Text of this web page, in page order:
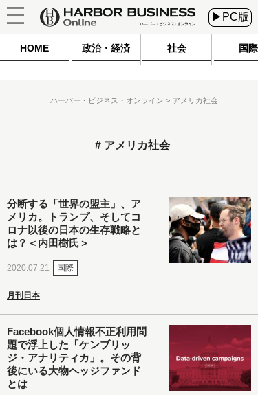
▶PC版
HOME 政治・経済 社会 国際
ハーバー・ビジネス・オンライン アメリカ社会
アメリカ社会
分断する「世界の盟主」、ア
メリカ。トランプ、そしてコ
ロナ以後の日本の生存戦略と
は？＜内田樹氏＞
2020.07.21 国際
月刊日本
Facebook個人情報不正利用問
題で浮上した「ケンブリッ
ジ・アナリティカ」。その背
後にいる大物ヘッジファンド
とは